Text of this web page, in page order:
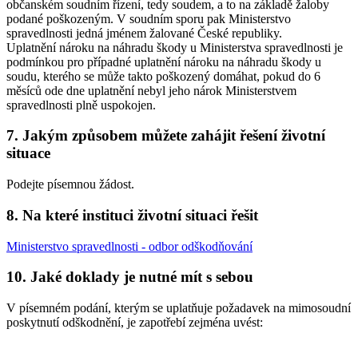
občanském soudním řízení, tedy soudem, a to na základě žaloby
podané poškozeným. V soudním sporu pak Ministerstvo
spravedlnosti jedná jménem žalované České republiky.
Uplatnění nároku na náhradu škody u Ministerstva spravedlnosti je
podmínkou pro případné uplatnění nároku na náhradu škody u
soudu, kterého se může takto poškozený domáhat, pokud do 6
měsíců ode dne uplatnění nebyl jeho nárok Ministerstvem
spravedlnosti plně uspokojen.
7. Jakým způsobem můžete zahájit řešení životní
situace
Podejte písemnou žádost.
8. Na které instituci životní situaci řešit
Ministerstvo spravedlnosti - odbor odškodňování
10. Jaké doklady je nutné mít s sebou
V písemném podání, kterým se uplatňuje požadavek na mimosoudní
poskytnutí odškodnění, je zapotřebí zejména uvést: